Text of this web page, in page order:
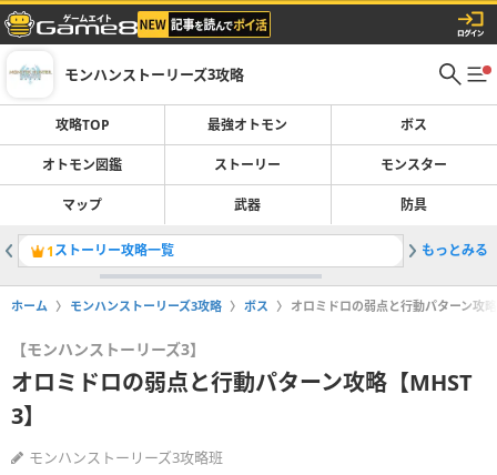
モンハンストーリーズ3攻略
攻略TOP 最強オトモン ボス
オトモン図鑑 ストーリー モンスター
マップ 武器 防具
1ストーリー攻略一覧 2凶異ゲ
もっとみる
ホーム モンハンストーリーズ3攻略 ボス オロミドロの弱点と行動パターン攻
【モンハンストーリーズ3】
オロミドロの弱点と行動パターン攻略【MHST
3】
モンハンストーリーズ3攻略班